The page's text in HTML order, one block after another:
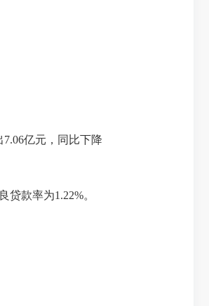
亿元，同比下降
贷款率为1.22%。